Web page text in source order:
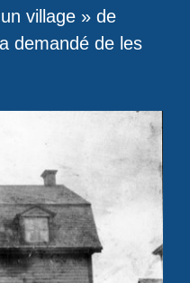
village » de
demandé de les